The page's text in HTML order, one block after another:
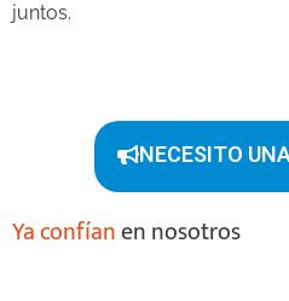
juntos.
NECESITO
Ya confíanen nosotros